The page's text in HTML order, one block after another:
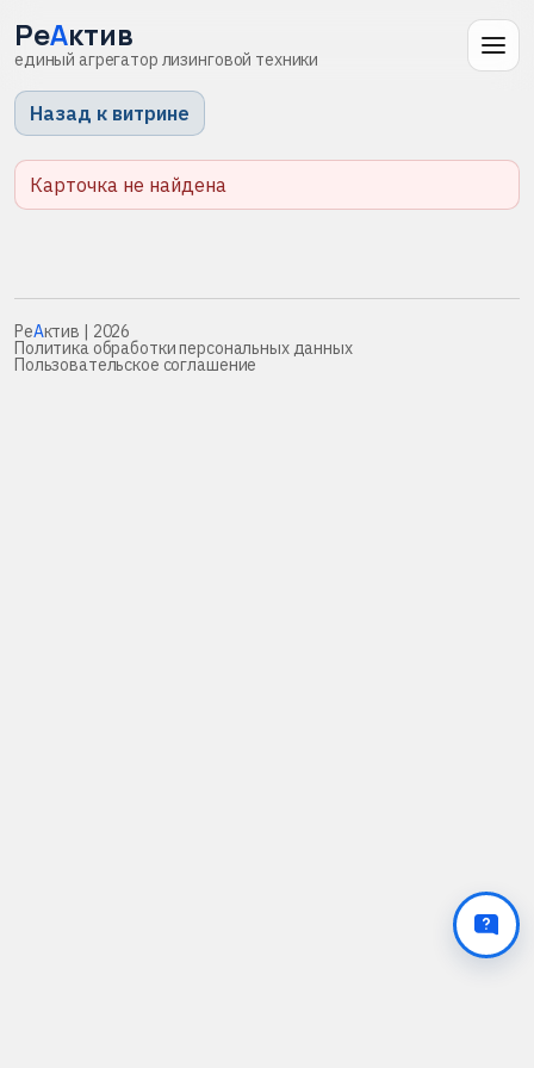
РеАктив
единый агрегатор лизинговой техники
Назад к витрине
Карточка не найдена
РеАктив | 2026
Политика обработки персональных данных
Пользовательское соглашение